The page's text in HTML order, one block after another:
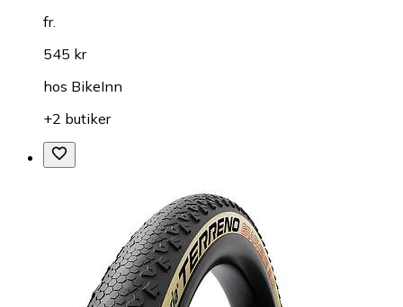
fr.
545 kr
hos BikeInn
+2 butiker